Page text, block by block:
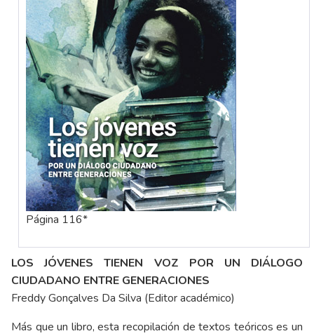
Página 116*
LOS JÓVENES TIENEN VOZ POR UN DIÁLOGO
CIUDADANO ENTRE GENERACIONES
Freddy Gonçalves Da Silva (Editor académico)
Más que un libro, esta recopilación de textos teóricos es un